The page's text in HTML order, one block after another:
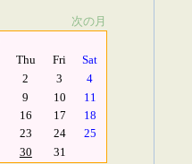
次の月
Thu Fri
Sat
2 3
4
9 10
11
16 17
18
23 24
25
30 31